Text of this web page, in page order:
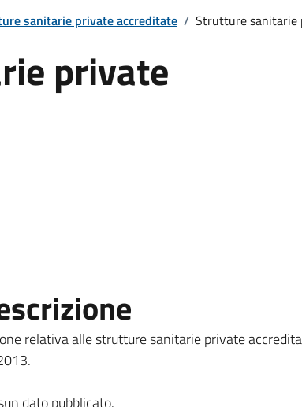
sanitarie private accreditate / Strutture sanitarie
private
relativa alle strutture sanitarie private
dato pubblicato.